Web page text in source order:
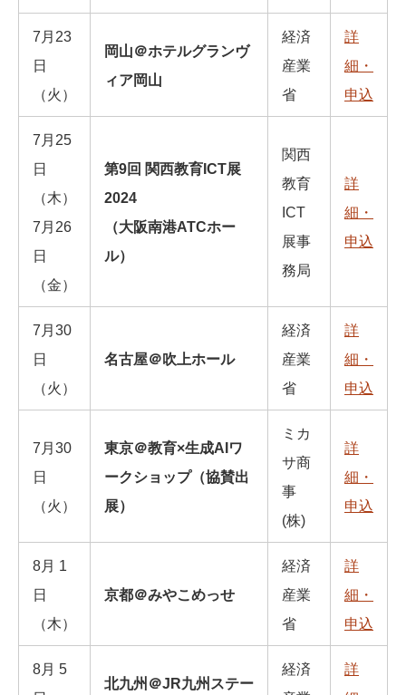
7⽉23
⽇
（⽕）
岡⼭＠ホテルグランヴ
ィア岡⼭
経済
産業
省
詳
細・
申込
7月25
日
（木）
7月26
日
（金）
第9回 関西教育ICT展
2024
（大阪南港ATCホー
ル）
関西
教育
ICT
展事
務局
詳
細・
申込
7⽉30
⽇
（⽕）
名古屋＠吹上ホール
経済
産業
省
詳
細・
申込
7月30
日
（火）
東京＠教育×生成AIワ
ークショップ（協賛出
展）
ミカ
サ商
事
(株)
詳
細・
申込
8⽉ 1
⽇
（⽊）
京都＠みやこめっせ
経済
産業
省
詳
細・
申込
8⽉ 5
北九州＠JR九州ステー
経済
詳